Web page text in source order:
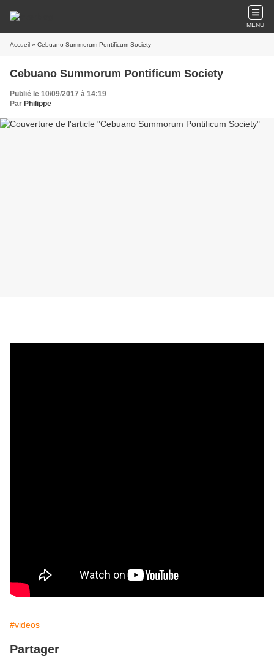
MENU
Accueil » Cebuano Summorum Pontificum Society
Cebuano Summorum Pontificum Society
Publié le 10/09/2017 à 14:19
Par Philippe
#videos
Partager